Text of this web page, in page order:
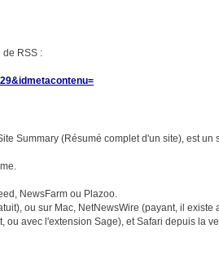
de RSS :
Summary (Résumé complet d'un site), est
NewsFarm ou Plazoo.
ou sur Mac, NetNewsWire (payant, il
avec l'extension Sage), et Safari depuis la